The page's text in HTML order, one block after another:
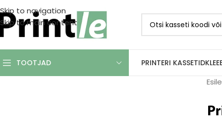
Skip to navigation
Skip to main content
TOOTJAD PRINTERI KASSETID